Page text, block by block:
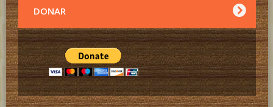
DONAR